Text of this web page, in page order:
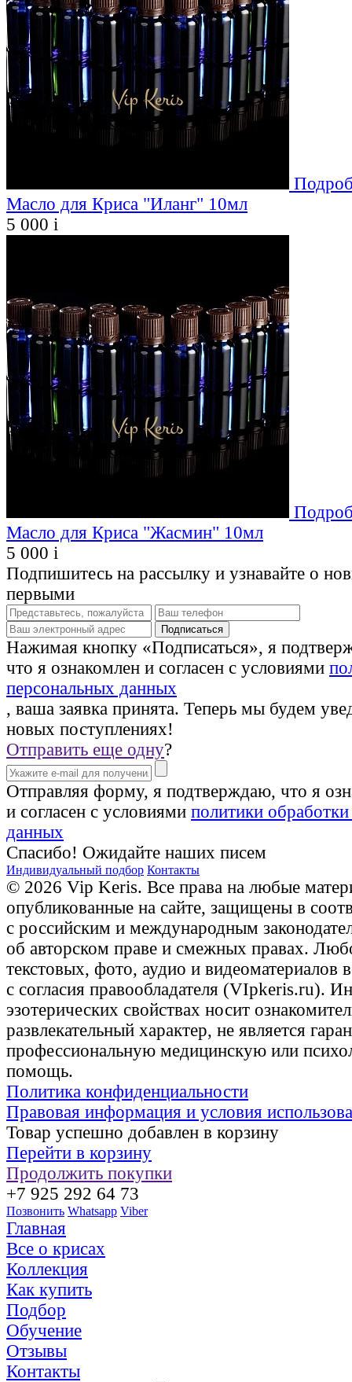
Масло для Криса "Иланг" 10мл
5 000 i
Масло для Криса "Жасмин" 10мл
5 000 i
Подпишитесь на рассылку и узнавайте о
первыми
Нажимая кнопку «Подписаться», я
что я ознакомлен и согласен с условиями
персональных данных
, ваша заявка принята. Теперь мы будем
новых поступлениях!
Отправить еще одну?
Отправляя форму, я подтверждаю, что я
и согласен с условиями политики
данных
Спасибо! Ожидайте наших писем
Индивидуальный подбор Контакты
© 2026 Vip Keris. Все права на любые
опубликованные на сайте, защищены в
с российским и международным
об авторском праве и смежных правах.
текстовых, фото, аудио и видеоматериалов
с согласия правообладателя (VIpkeris.ru).
эзотерических свойствах носит
развлекательный характер, не является
профессиональную медицинскую или
помощь.
Политика конфиденциальности
Правовая информация и условия
Товар успешно добавлен в корзину
Перейти в корзину
Продолжить покупки
+7 925 292 64 73
Позвонить Whatsapp Viber
Главная
Все о крисах
Коллекция
Как купить
Подбор
Обучение
Отзывы
Контакты